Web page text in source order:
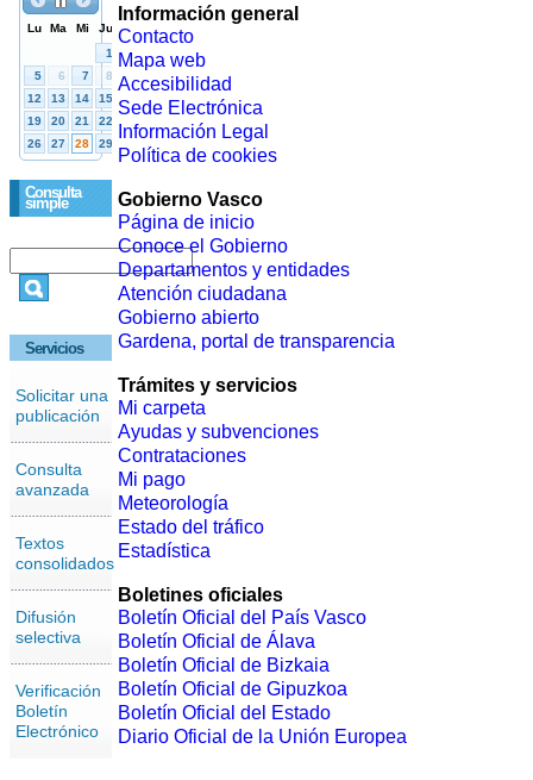
Consulta
simple
Servicios
Solicitar una
publicación
Consulta
avanzada
Textos
consolidados
Difusión
selectiva
Verificación
Boletín
Electrónico
Información general
Contacto
Mapa web
Accesibilidad
Sede Electrónica
Información Legal
Política de cookies
Gobierno Vasco
Página de inicio
Conoce el Gobierno
Departamentos y entidades
Atención ciudadana
Gobierno abierto
Gardena, portal de transparencia
Trámites y servicios
Mi carpeta
Ayudas y subvenciones
Contrataciones
Mi pago
Meteorología
Estado del tráfico
Estadística
Boletines oficiales
Boletín Oficial del País Vasco
Boletín Oficial de Álava
Boletín Oficial de Bizkaia
Boletín Oficial de Gipuzkoa
Boletín Oficial del Estado
Diario Oficial de la Unión Europea